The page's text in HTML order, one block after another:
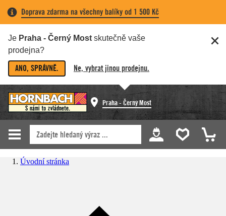
Doprava zdarma na všechny balíky od 1 500 Kč
Je Praha - Černý Most skutečně vaše
prodejna?
ANO, SPRÁVNĚ. Ne, vybrat jinou prodejnu.
Praha - Černý Most
Úvodní stránka